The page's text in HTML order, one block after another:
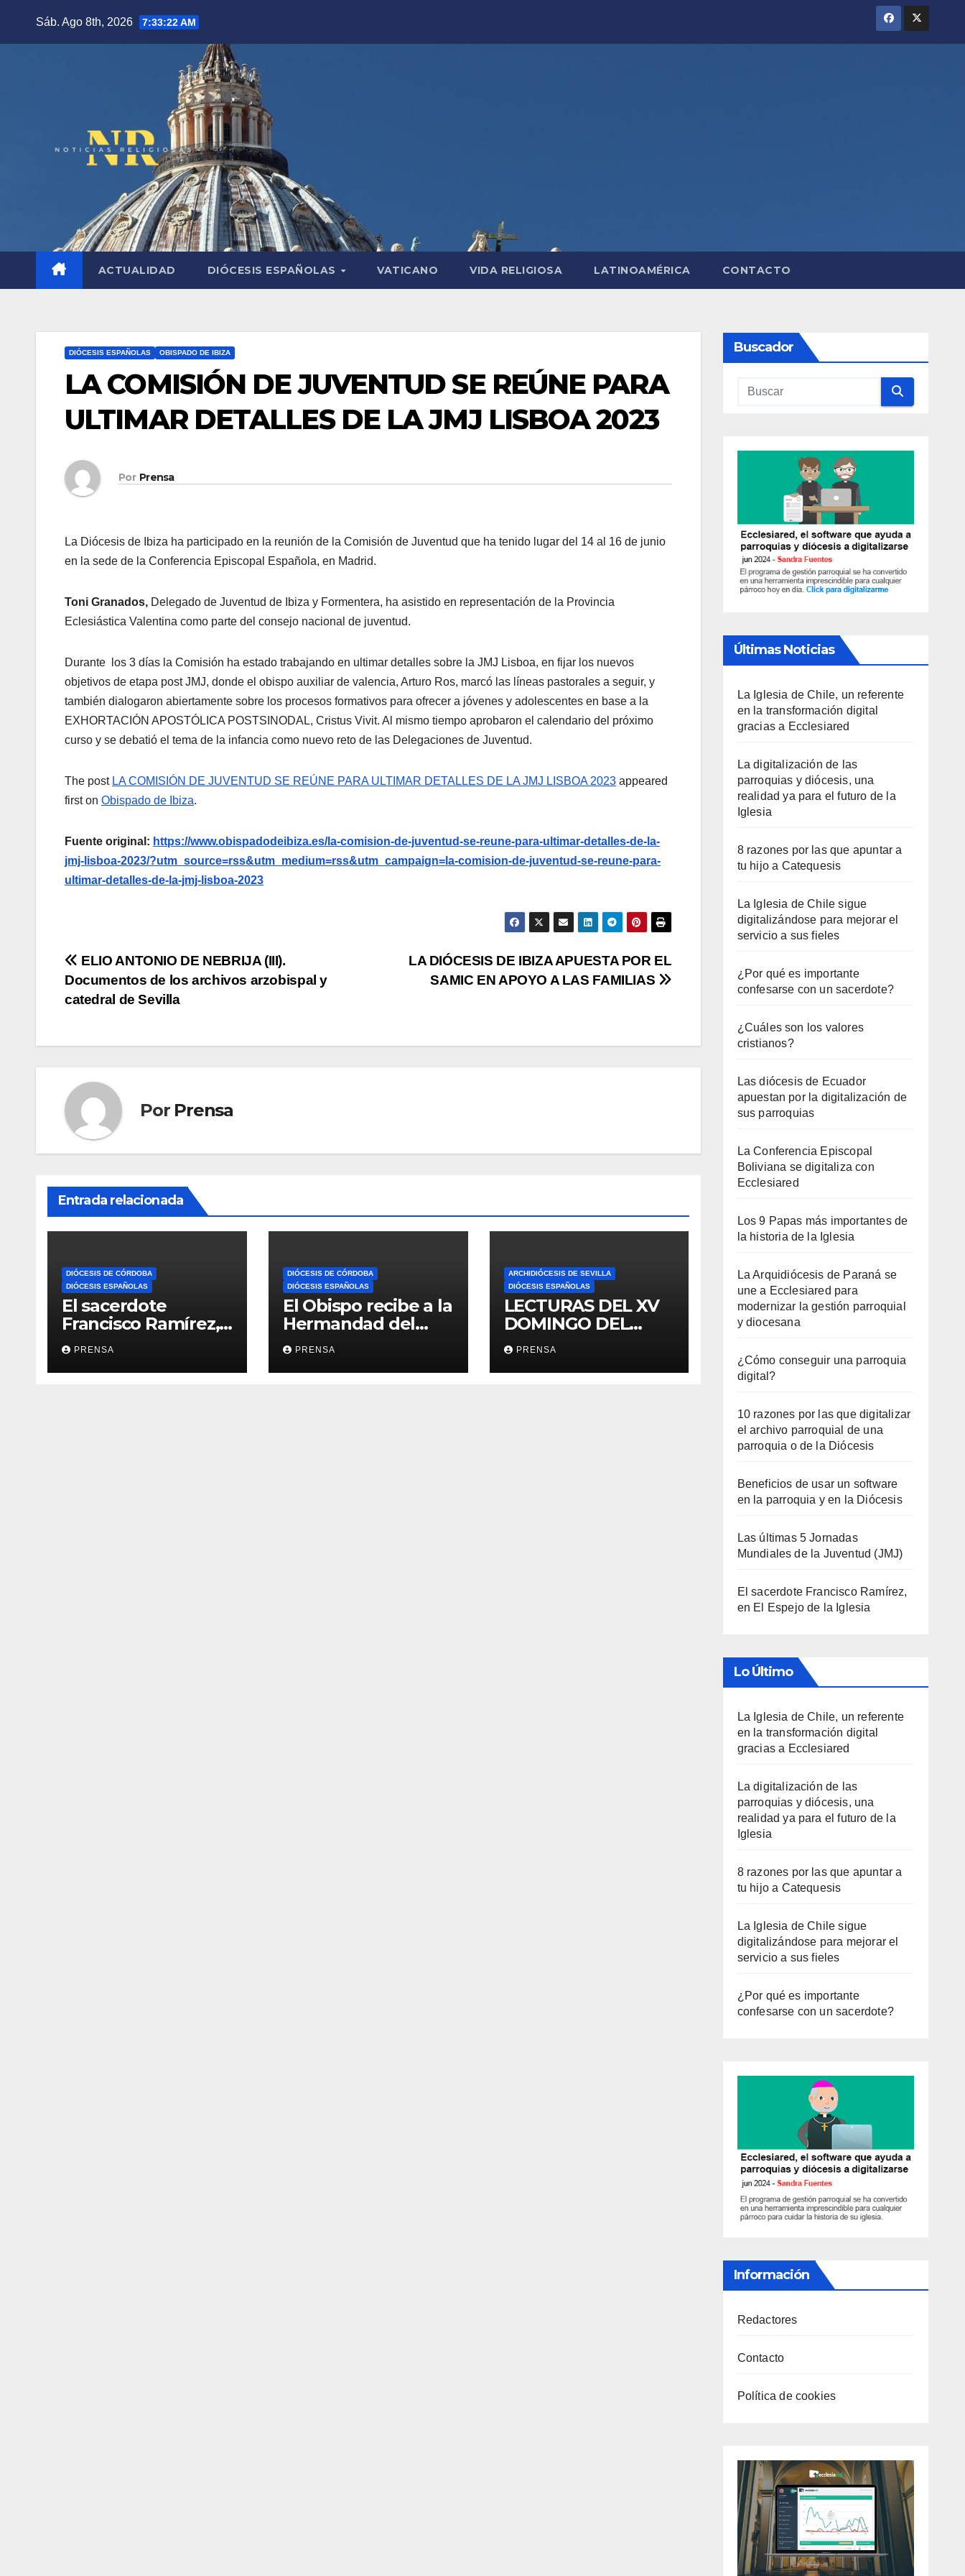
Sáb. Ago 8th, 2026 7:33:23 AM
ACTUALIDAD DIÓCESIS ESPAÑOLAS VATICANO VIDA RELIGIOSA LATINOAMÉRICA CONTACTO
DIÓCESIS ESPAÑOLAS OBISPADO DE IBIZA
LA COMISIÓN DE JUVENTUD SE REÚNE PARA
ULTIMAR DETALLES DE LA JMJ LISBOA 2023
Por Prensa
La Diócesis de Ibiza ha participado en la reunión de la Comisión de Juventud que ha tenido lugar del 14 al 16 de junio
en la sede de la Conferencia Episcopal Española, en Madrid.
Toni Granados, Delegado de Juventud de Ibiza y Formentera, ha asistido en representación de la Provincia
Eclesiástica Valentina como parte del consejo nacional de juventud.
Durante los 3 días la Comisión ha estado trabajando en ultimar detalles sobre la JMJ Lisboa, en fijar los nuevos
objetivos de etapa post JMJ, donde el obispo auxiliar de valencia, Arturo Ros, marcó las líneas pastorales a seguir, y
también dialogaron abiertamente sobre los procesos formativos para ofrecer a jóvenes y adolescentes en base a la
EXHORTACIÓN APOSTÓLICA POSTSINODAL, Cristus Vivit. Al mismo tiempo aprobaron el calendario del próximo
curso y se debatió el tema de la infancia como nuevo reto de las Delegaciones de Juventud.
The post LA COMISIÓN DE JUVENTUD SE REÚNE PARA ULTIMAR DETALLES DE LA JMJ LISBOA 2023 appeared
first on Obispado de Ibiza.
Fuente original: https://www.obispadodeibiza.es/la-comision-de-juventud-se-reune-para-ultimar-detalles-de-la-
jmj-lisboa-2023/?utm_source=rss&utm_medium=rss&utm_campaign=la-comision-de-juventud-se-reune-para-
ultimar-detalles-de-la-jmj-lisboa-2023
Navegación
de
LA DIÓCESIS DE IBIZA APUESTA POR EL
SAMIC EN APOYO A LAS FAMILIAS
ELIO ANTONIO DE NEBRIJA (III).
Documentos de los archivos arzobispal y
catedral de Sevilla
Por Prensa
Entrada relacionada
DIÓCESIS DE CÓRDOBA
DIÓCESIS ESPAÑOLAS
El sacerdote
Francisco Ramírez,
en El Espejo de la
Iglesia
PRENSA
DIÓCESIS DE CÓRDOBA
DIÓCESIS ESPAÑOLAS
El Obispo recibe a la
Hermandad del
Calvario
PRENSA
ARCHIDIÓCESIS DE SEVILLA
DIÓCESIS ESPAÑOLAS
LECTURAS DEL XV
DOMINGO DEL
TIEMPO
ORDINARIO (A)
PRENSA
Buscador
Últimas Noticias
La Iglesia de Chile, un referente
en la transformación digital
gracias a Ecclesiared
La digitalización de las
parroquias y diócesis, una
realidad ya para el futuro de la
Iglesia
8 razones por las que apuntar a
tu hijo a Catequesis
La Iglesia de Chile sigue
digitalizándose para mejorar el
servicio a sus fieles
¿Por qué es importante
confesarse con un sacerdote?
¿Cuáles son los valores
cristianos?
Las diócesis de Ecuador
apuestan por la digitalización de
sus parroquias
La Conferencia Episcopal
Boliviana se digitaliza con
Ecclesiared
Los 9 Papas más importantes de
la historia de la Iglesia
La Arquidiócesis de Paraná se
une a Ecclesiared para
modernizar la gestión parroquial
y diocesana
¿Cómo conseguir una parroquia
digital?
10 razones por las que digitalizar
el archivo parroquial de una
parroquia o de la Diócesis
Beneficios de usar un software
en la parroquia y en la Diócesis
Las últimas 5 Jornadas
Mundiales de la Juventud (JMJ)
El sacerdote Francisco Ramírez,
en El Espejo de la Iglesia
Lo Último
La Iglesia de Chile, un referente
en la transformación digital
gracias a Ecclesiared
La digitalización de las
parroquias y diócesis, una
realidad ya para el futuro de la
Iglesia
8 razones por las que apuntar a
tu hijo a Catequesis
La Iglesia de Chile sigue
digitalizándose para mejorar el
servicio a sus fieles
¿Por qué es importante
confesarse con un sacerdote?
Información
Redactores
Contacto
Política de cookies